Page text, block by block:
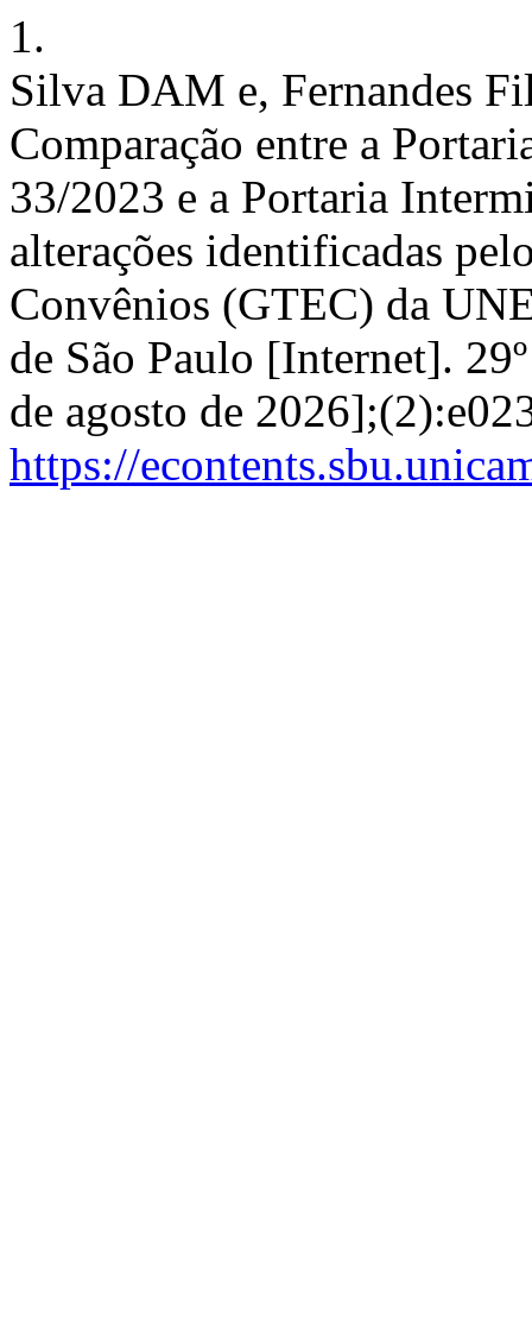
1.
Silva DAM e, Fernandes
Comparação entre a
33/2023 e a Portaria
alterações identificadas
Convênios (GTEC) da
de São Paulo [Internet].
de agosto de
https://